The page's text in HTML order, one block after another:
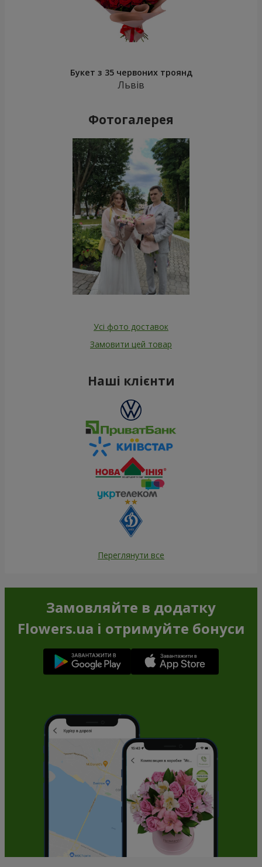
Букет з 35 червоних троянд
Львів
Фотогалерея
Усі фото доставок
Замовити цей товар
Наші клієнти
Переглянути все
Замовляйте в додатку
Flowers.ua і отримуйте бонуси